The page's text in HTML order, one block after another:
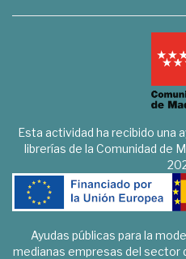
Esta actividad ha recibido una
librerías de la Comunidad de
Ayudas públicas para la
medianas empresas del sector